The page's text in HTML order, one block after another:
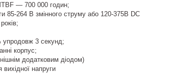
— 700 000 годин;
85-264 В змінного струму або 120-375В DC
упродовж 3 секунд;
корпус;
додатковим діодом)
напруги